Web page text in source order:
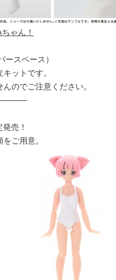
ゃん！
ースペース）
ットです。
のでご注意ください。
売！
ご用意。